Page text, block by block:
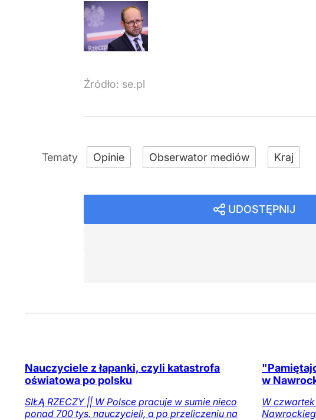
Źródło: se.pl
Opinie Obserwator mediów Kraj
UDOSTĘPNIJ
Nauczyciele z łapanki, czyli katastrofa
oświatowa po polsku
SIŁĄ RZECZY || W Polsce pracuje w sumie nieco
ponad 700 tys. nauczycieli, a po przeliczeniu na
w
W